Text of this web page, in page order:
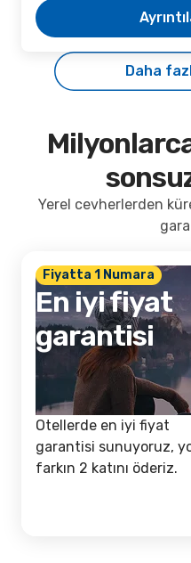
Daha
Yerel cevherlerden
Fiyatta 1 Numara
En iyi fiyat
garantisi
Otellerde en iyi fiyat
garantisi sunuyoruz,
farkın 2 katını öderiz.